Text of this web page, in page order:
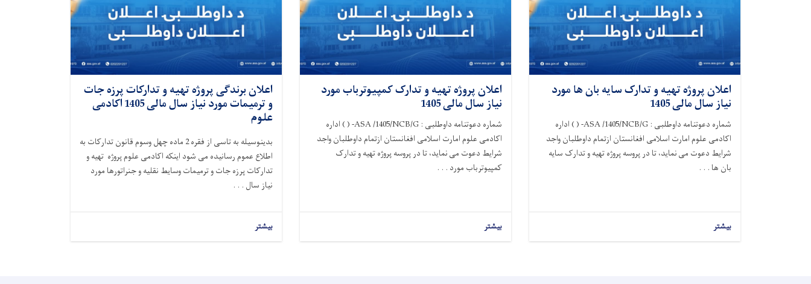
اعلان پروژه تهیه و تدارک سایه بان ها مورد
نیاز سال مالی 1405
شماره دعوتنامه داوطلبی : ASA /1405/NCB/G- ( ) اداره
اکادمی علوم امارت اسلامی افغانستان ازتمام داوطلبان واجد
شرایط دعوت می نماید، تا در پروسه پروژه تهیه و تدارک سایه
بان ها . . .
بیشتر
اعلان پروژه تهیه و تدارک کمپیوترباب مورد
نیاز سال مالی 1405
شماره دعوتنامه داوطلبی : ASA /1405/NCB/G- ( ) اداره
اکادمی علوم امارت اسلامی افغانستان ازتمام داوطلبان واجد
شرایط دعوت می نماید، تا در پروسه پروژه تهیه و تدارک
کمپیوترباب مورد . . .
بیشتر
اعلان برندگی پروژه تهیه و تدارکات پرزه جات
و ترمیمات مورد نیاز سال مالی 1405 اکادمی
علوم
بدینوسیله به تاسی از فقره 2 ماده چهل وسوم قانون تدارکات به
اطلاع عموم رسانیده می شود اینکه اکادمی علوم پروژه تهیه و
تدارکات پرزه جات و ترمیمات وسایط نقلیه و جنراتورها مورد
نیاز سال . . .
بیشتر